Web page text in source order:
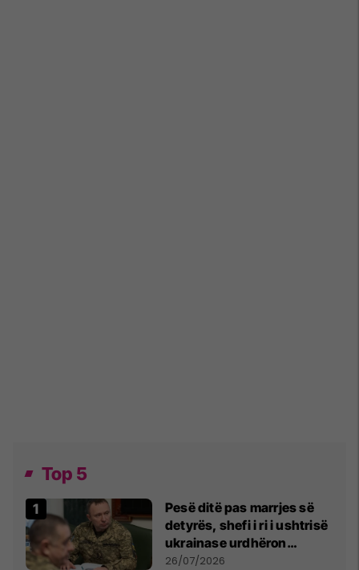
Top 5
Pesë ditë pas marrjes së
detyrës, shefi i ri i ushtrisë
ukrainase urdhëron
kontroll të madh
26/07/2026